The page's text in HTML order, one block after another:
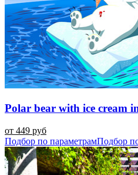
Polar bear with ice cream
от 449 руб
Подбор по параметрамПодбор